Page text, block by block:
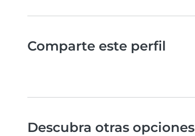
Comparte este perfil
Descubra otras